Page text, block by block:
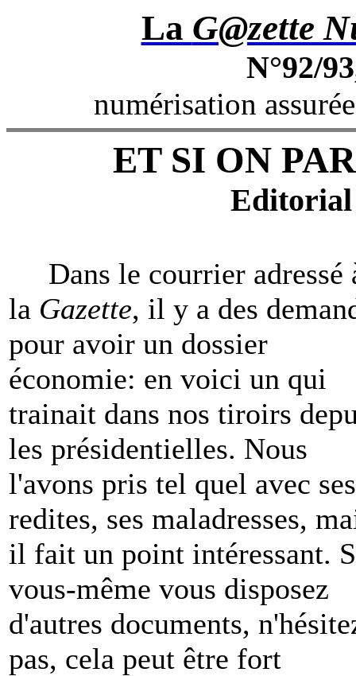
La G@zette
N°92/
numérisation
ET SI ON
Editorial
Dans le courrier adressé
la Gazette, il y a des
pour avoir un dossier
économie: en voici un qui
trainait dans nos tiroirs
les présidentielles. Nous
l'avons pris tel quel avec ses
redites, ses maladresses,
il fait un point intéressant.
vous-même vous disposez
d'autres documents,
pas, cela peut être fort